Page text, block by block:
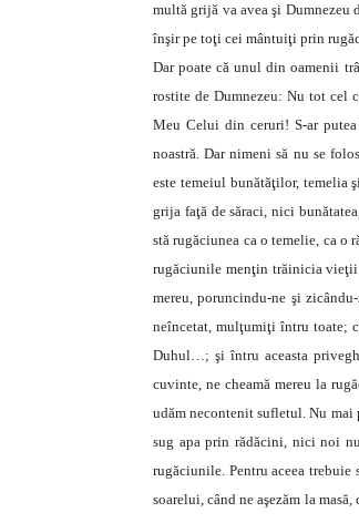
multă grijă va avea şi Dumnezeu
înşir pe toţi cei mântuiţi prin
Dar poate că unul din oamenii
rostite de Dumnezeu: Nu tot cel
Meu Celui din ceruri! S-ar putea
noastră. Dar nimeni să nu se
este temeiul bunătăţilor, temelia
grija faţă de săraci, nici
stă rugăciunea ca o temelie, ca o
rugăciunile menţin trăinicia vieţii
mereu, poruncindu-ne şi
neîncetat, mulţumiţi întru toate;
Duhul…; şi întru aceasta
cuvinte, ne cheamă mereu la
udăm necontenit sufletul. Nu mai
sug apa prin rădăcini, nici noi
rugăciunile. Pentru aceea
soarelui, când ne aşezăm la